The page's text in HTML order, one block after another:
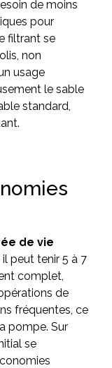
de moins
pour
filtrant se
non
usage
le sable
standard,
de vie
il peut tenir 5 à 7
complet,
de
fréquentes, ce
pompe. Sur
se